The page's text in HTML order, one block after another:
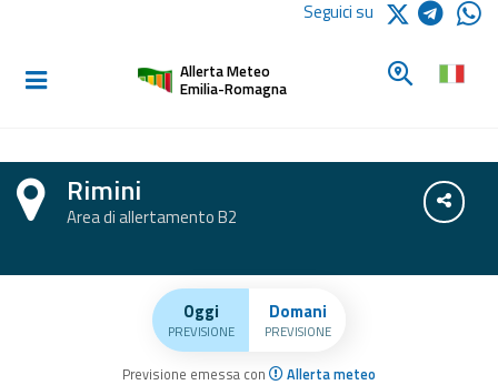
Informati e
Allerte E
Bollettini
Allerte e
Seguici su
Allerta Meteo
Emilia-Romagna
Cerca un
Rimini
Area di allertamento B2
con previsioni di oggi, domani ed
Oggi
PREVISIONE
Domani
PREVISIONE
Previsione emessa con Allerta meteo